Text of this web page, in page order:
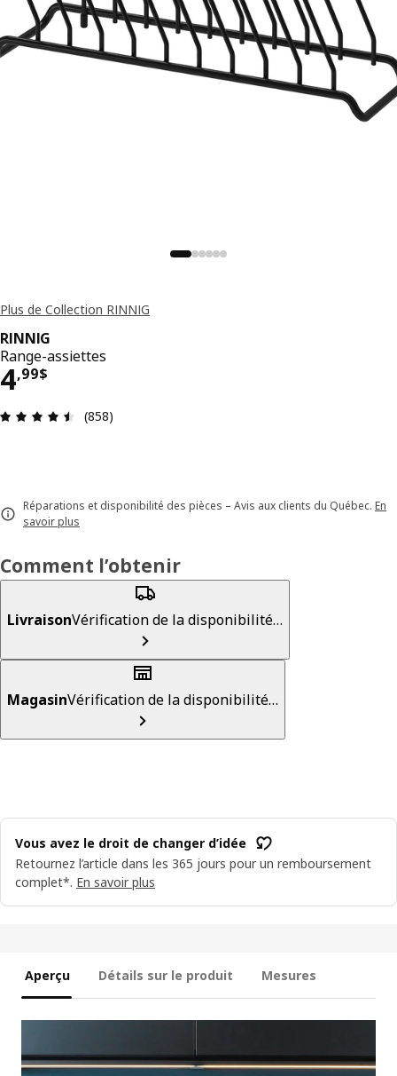
Plus de Collection RINNIG
RINNIG
Range-assiettes
4,99$
Prix 4,99$
Avis: 4.5 sur 5 étoiles. Nombre total d'avis: 858
(858)
Réparations et disponibilité des pièces – Avis aux clients du Québec. En
savoir plus
Comment l’obtenir
LivraisonVérification de la disponibilité…
MagasinVérification de la disponibilité…
Vous avez le droit de changer d’idée
Retournez l’article dans les 365 jours pour un remboursement
complet*. En savoir plus
Aperçu Détails sur le produit Mesures